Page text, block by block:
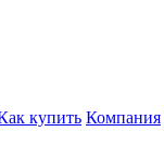
купить Компания